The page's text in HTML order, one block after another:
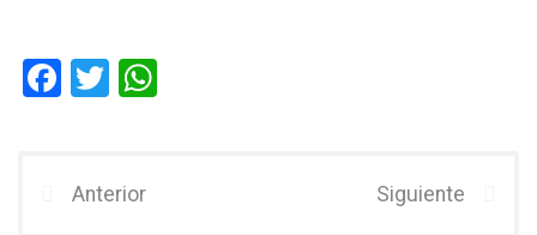
F
b
T
er
Anterior Siguiente